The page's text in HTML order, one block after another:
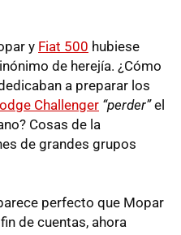
y Fiat 500 hubiese
de herejía. ¿Cómo
a preparar los
Challenger “perder”el
Cosas de la
de grandes grupos
perfecto que Mopar
de cuentas, ahora